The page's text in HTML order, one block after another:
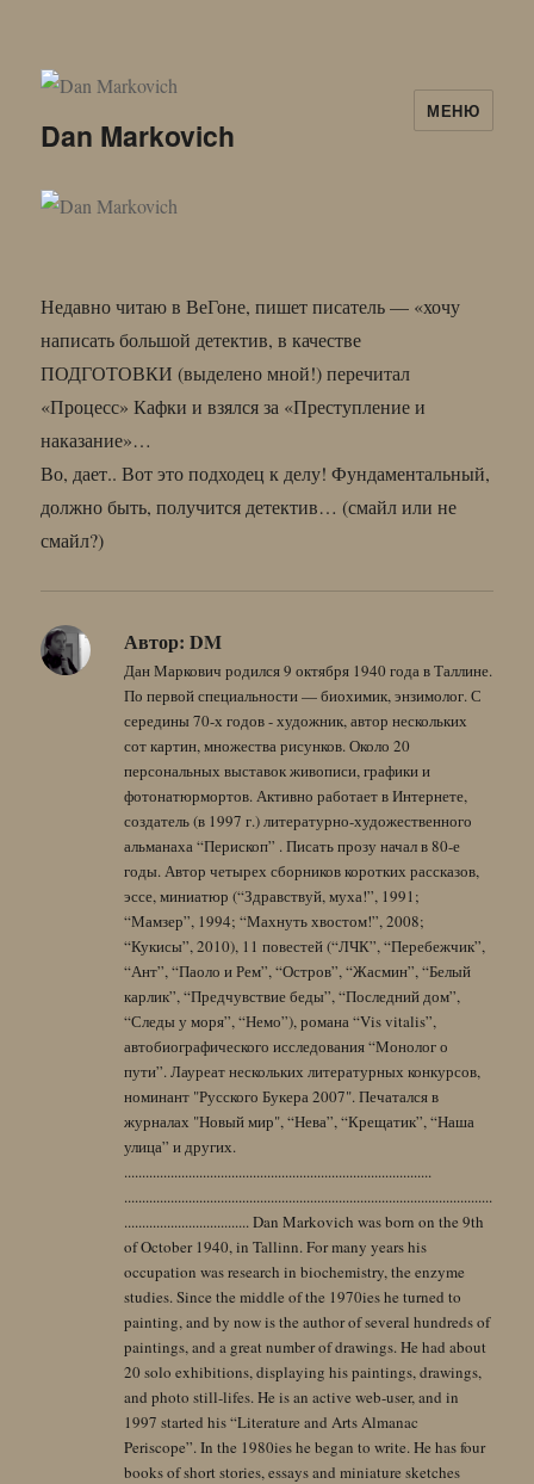
Dan Markovich
МЕНЮ
Недавно читаю в ВеГоне, пишет писатель — «хочу
написать большой детектив, в качестве
ПОДГОТОВКИ (выделено мной!) перечитал
«Процесс» Кафки и взялся за «Преступление и
наказание»…
Во, дает.. Вот это подходец к делу! Фундаментальный,
должно быть, получится детектив… (смайл или не
смайл?)
Автор: DM
Дан Маркович родился 9 октября 1940 года в Таллине.
По первой специальности — биохимик, энзимолог. С
середины 70-х годов - художник, автор нескольких
сот картин, множества рисунков. Около 20
персональных выставок живописи, графики и
фотонатюрмортов. Активно работает в Интернете,
создатель (в 1997 г.) литературно-художественного
альманаха “Перископ” . Писать прозу начал в 80-е
годы. Автор четырех сборников коротких рассказов,
эссе, миниатюр (“Здравствуй, муха!”, 1991;
“Мамзер”, 1994; “Махнуть хвостом!”, 2008;
“Кукисы”, 2010), 11 повестей (“ЛЧК”, “Перебежчик”,
“Ант”, “Паоло и Рем”, “Остров”, “Жасмин”, “Белый
карлик”, “Предчувствие беды”, “Последний дом”,
“Следы у моря”, “Немо”), романа “Vis vitalis”,
автобиографического исследования “Монолог о
пути”. Лауреат нескольких литературных конкурсов,
номинант "Русского Букера 2007". Печатался в
журналах "Новый мир", “Нева”, “Крещатик”, “Наша
улица” и других.
......................................................................................
.......................................................................................................
................................... Dan Markovich was born on the 9th
of October 1940, in Tallinn. For many years his
occupation was research in biochemistry, the enzyme
studies. Since the middle of the 1970ies he turned to
painting, and by now is the author of several hundreds of
paintings, and a great number of drawings. He had about
20 solo exhibitions, displaying his paintings, drawings,
and photo still-lifes. He is an active web-user, and in
1997 started his “Literature and Arts Almanac
Periscope”. In the 1980ies he began to write. He has four
books of short stories, essays and miniature sketches